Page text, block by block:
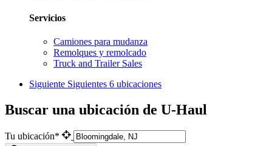
Servicios
Camiones para mudanza
Remolques y remolcado
Truck and Trailer Sales
Siguiente Siguientes 6 ubicaciones
Buscar una ubicación de U-Haul
Tu ubicación*